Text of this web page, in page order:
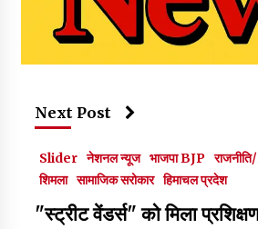
Next Post
Slider नेशनल न्यूज भाजपा BJP
शिमला सामाजिक सरोकार हिमाचल प्रदेश
"स्ट्रीट वेंडर्स" को मिला